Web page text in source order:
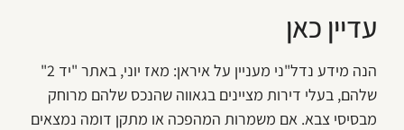
עדיין כאן
הנה מידע נדל"ני מעניין על איראן: מאז יוני, באתר "יד 2"
שלהם, בעלי דירות מציינים בגאווה שהנכס שלהם מרוחק
מבסיסי צבא. אם משמרות המהפכה או מתקן דומה נמצאים